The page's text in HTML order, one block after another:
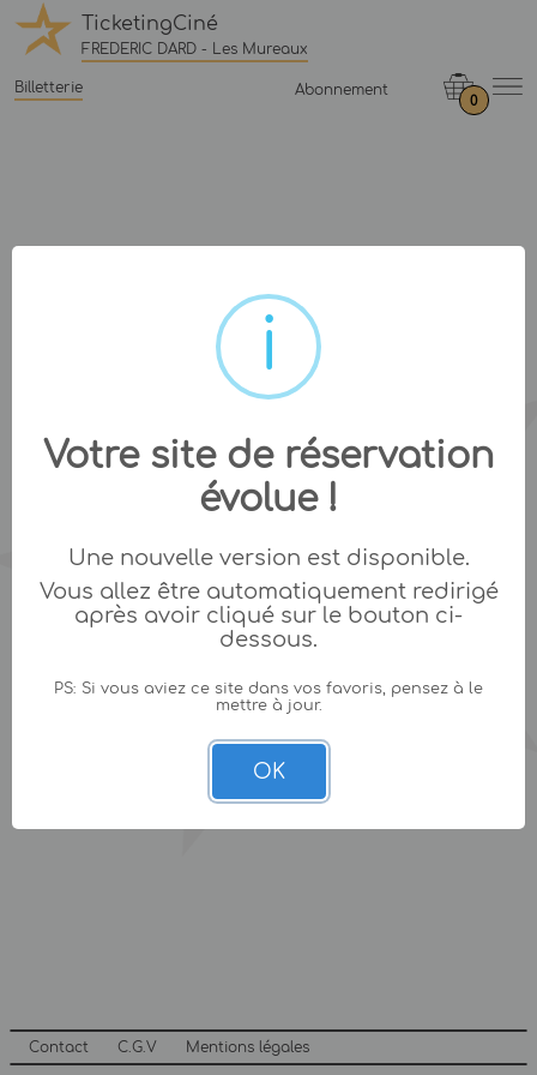
TicketingCiné
FREDERIC DARD - Les Mureaux
Billetterie Abonnement
0
Contact C.G.V Mentions légales
Votre site de réservation
évolue !
Une nouvelle version est disponible.
Vous allez être automatiquement redirigé
après avoir cliqué sur le bouton ci-
dessous.
PS: Si vous aviez ce site dans vos favoris, pensez à le
mettre à jour.
OK